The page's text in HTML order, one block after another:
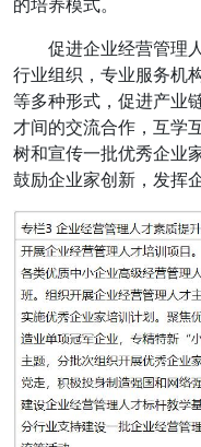
促进企业经营管理人
行业组织，专业服务机
等多种形式，促进产业
才间的交流合作，互学
树和宣传一批优秀企业
鼓励企业家创新，发挥